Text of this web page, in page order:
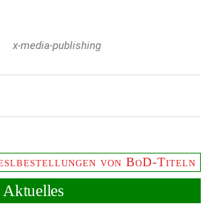
x-media-publishing
von BoD-Titeln